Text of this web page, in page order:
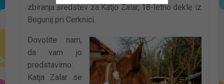
zbiranja sredstev za Katjo Zalar, 18-letno dekle iz
Begunij pri Cerknici.
Dovolite nam,
da vam jo
predstavimo:
Katja Zalar se